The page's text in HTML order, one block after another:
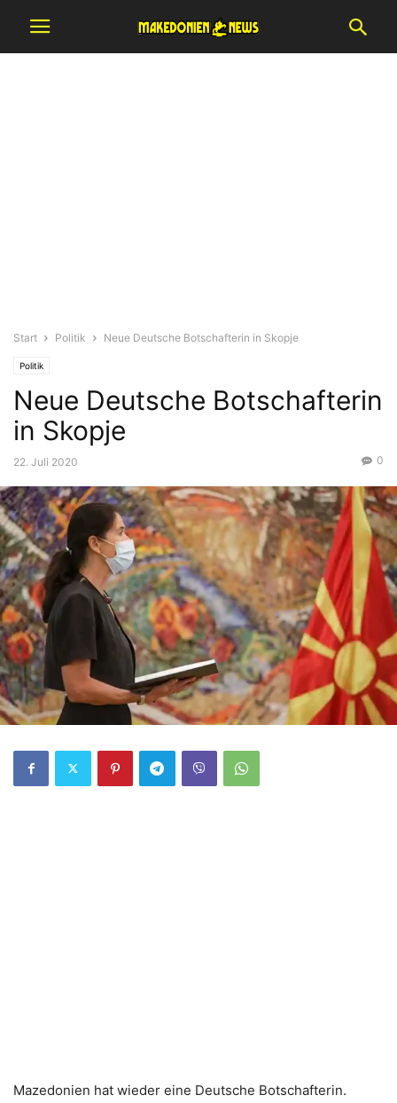
Start Politik Neue Deutsche Botschafterin in Skopje
Politik
Neue Deutsche Botschafterin
in Skopje
22. Juli 2020 0
Mazedonien hat wieder eine Deutsche Botschafterin.